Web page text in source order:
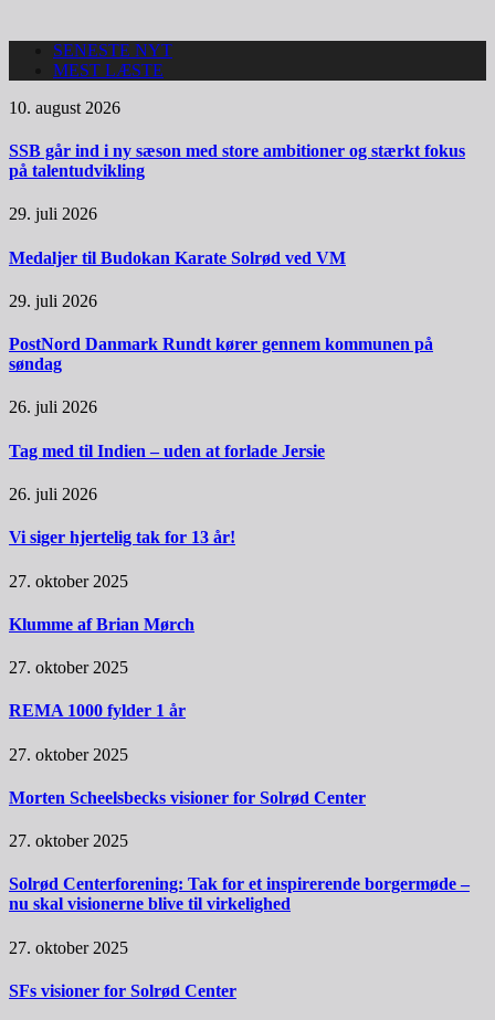
SENESTE NYT
MEST LÆSTE
10. august 2026
SSB går ind i ny sæson med store ambitioner og stærkt fokus
på talentudvikling
29. juli 2026
Medaljer til Budokan Karate Solrød ved VM
29. juli 2026
PostNord Danmark Rundt kører gennem kommunen på
søndag
26. juli 2026
Tag med til Indien – uden at forlade Jersie
26. juli 2026
Vi siger hjertelig tak for 13 år!
27. oktober 2025
Klumme af Brian Mørch
27. oktober 2025
REMA 1000 fylder 1 år
27. oktober 2025
Morten Scheelsbecks visioner for Solrød Center
27. oktober 2025
Solrød Centerforening: Tak for et inspirerende borgermøde –
nu skal visionerne blive til virkelighed
27. oktober 2025
SFs visioner for Solrød Center